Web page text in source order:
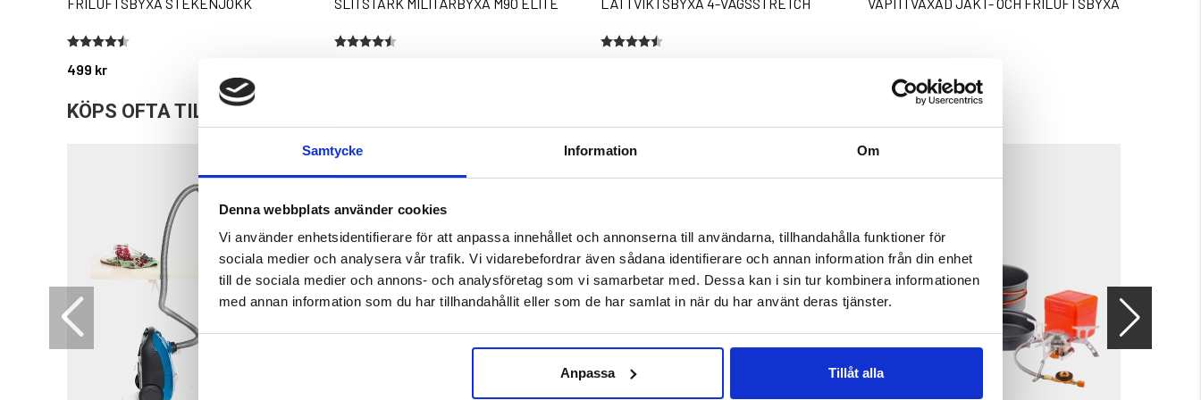
Samtycke Information Om
Denna webbplats använder cookies
Vi använder enhetsidentifierare för att anpassa innehållet och annonserna till användarna, tillhandahålla funktioner för
sociala medier och analysera vår trafik. Vi vidarebefordrar även sådana identifierare och annan information från din enhet
till de sociala medier och annons- och analysföretag som vi samarbetar med. Dessa kan i sin tur kombinera informationen
med annan information som du har tillhandahållit eller som de har samlat in när du har använt deras tjänster.
Anpassa Tillåt alla
499 kr
Betyg:
4.3 utav 5 stjärnor Betyg:
4.4 utav 5 stjärnor Betyg:
4.5 utav 5 stjärnor
KÖPS OFTA TILLSAMMANS